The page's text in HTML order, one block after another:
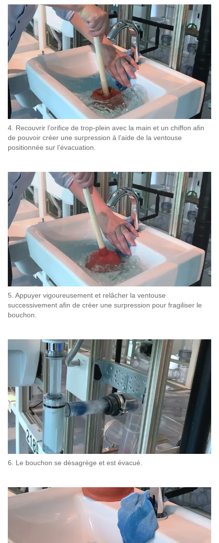
4. Recouvrir l’orifice de trop-plein avec la main et un chiffon afin
de pouvoir créer une surpression à l’aide de la ventouse
positionnée sur l’évacuation.
5. Appuyer vigoureusement et relâcher la ventouse
successivement afin de créer une surpression pour fragiliser le
bouchon.
6. Le bouchon se désagrège et est évacué.